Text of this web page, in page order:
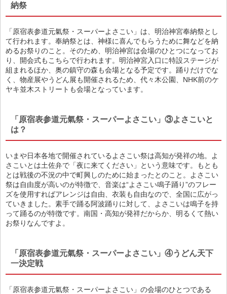
納祭
「原宿表参道元氣祭・スーパーよさこい」は、明治神宮奉納祭とし
て行われます。奉納祭とは、神様に喜んでもらうために舞などを納
めるお祭りのこと。そのため、明治神宮は会場のひとつになってお
り、開会式もこちらで行われます。明治神宮入口に特設ステージが
組まれるほか、奥の鎮守の森も会場となる予定です。踊りだけでな
く、物産展やうどん展も開催されるため、代々木公園、NHK前のケ
ヤキ並木ストリートも会場となっています。
「原宿表参道元氣祭・スーパーよさこい」③よさこいと
は？
いまや日本各地で開催されているよさこい祭は高知が発祥の地。よ
さこいとは土佐弁で「夜に来てください」という意味です。もとも
とは戦後の不況の中で町興しのために始まったとのこと。よさこい
祭は自由度が高いのが特徴で、音楽は“よさこい鳴子踊り”のフレー
ズを使用すればアレンジは自由、衣装も自由なので、全国に広がっ
ていきました。素手で踊る阿波踊りに対して、よさこいは鳴子を持
って踊るのが特徴です。南国・高知が発祥だからか、明るくて熱い
お祭りなんですよ。
「原宿表参道元氣祭・スーパーよさこい」④うどん天下
一決定戦
「原宿表参道元氣祭・スーパーよさこい」の会場のひとつである